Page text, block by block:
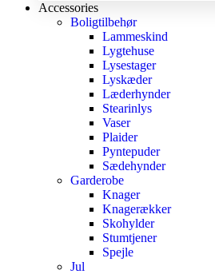
Accessories
Boligtilbehør
Lammeskind
Lygtehuse
Lysestager
Lyskæder
Læderhynder
Stearinlys
Vaser
Plaider
Pyntepuder
Sædehynder
Garderobe
Knager
Knagerækker
Skohylder
Stumtjener
Spejle
Jul